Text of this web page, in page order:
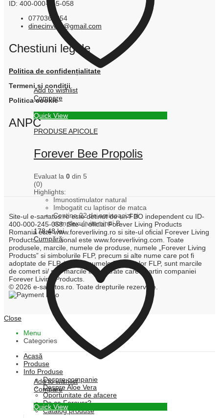
Add to wishlist
Compare
Quick View
PRODUSE APICOLE
Forever Bee Propolis
Evaluat la 0 din 5
(0)
Highlights:
Imunostimulator natural
Imbogatit cu laptisor de matca
Contine 22 de aminoacizi si
complexul vitaminei B
178,48lei
Cumpără
Add to wishlist
Compare
Quick View
ID: 400-000-245-058
0770366854
dinecinvest@gmail.com
Chestiuni legale
Politica de confidențialitate
Termeni și condiții
Politica cookie
ANPC
Site-ul e-sanatos.ro este detinut de un FBO independent cu ID-
400-000-245-058. Site-ul oficial Forever Living Products
Romania este www.foreverliving.ro si site-ul oficial Forever Living
Products International este www.foreverliving.com. Toate
produsele, marcile, numele de produse, numele „Forever Living
Products” si simbolurile FLP, precum si alte nume care pot fi
adoptate de FLP, inclusiv numele Produselor FLP, sunt marcile
de comert si/ sau marcile inregistrate care apartin companiei
Forever Living Products.
© 2026 e-sanatos.ro. Toate drepturile rezervate.
Close
Menu
Categories
Acasă
Produse
Info Produse
Despre companie
Despre Aloe Vera
Oportunitate de afacere
De ce Forever?
Catalog produse